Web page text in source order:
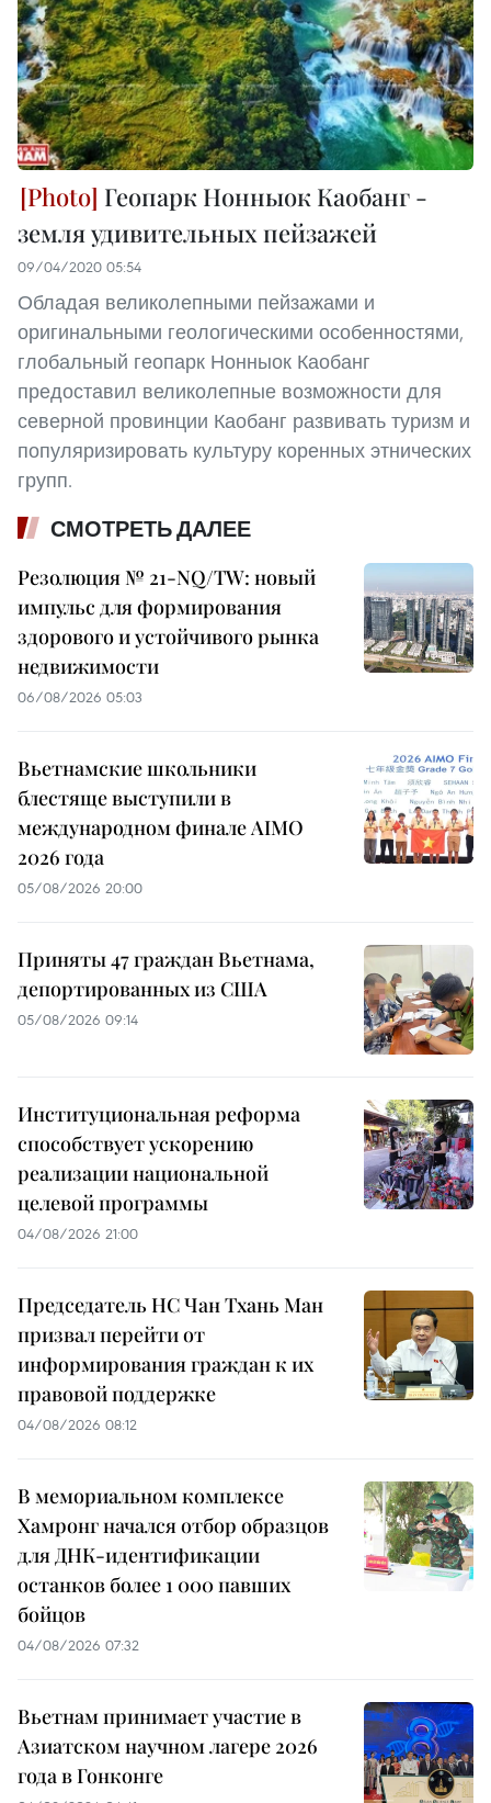
Геопарк Нонныок Каобанг -
земля удивительных пейзажей
09/04/2020 05:54
Обладая великолепными пейзажами и
оригинальными геологическими особенностями,
глобальный геопарк Нонныок Каобанг
предоставил великолепные возможности для
северной провинции Каобанг развивать туризм и
популяризировать культуру коренных этнических
групп.
СМОТРЕТЬ ДАЛЕЕ
Резолюция № 21-NQ/TW: новый
импульс для формирования
здорового и устойчивого рынка
недвижимости
06/08/2026 05:03
Вьетнамские школьники
блестяще выступили в
международном финале AIMO
2026 года
05/08/2026 20:00
Приняты 47 граждан Вьетнама,
депортированных из США
05/08/2026 09:14
Институциональная реформа
способствует ускорению
реализации национальной
целевой программы
04/08/2026 21:00
Председатель НС Чан Тхань Ман
призвал перейти от
информирования граждан к их
правовой поддержке
04/08/2026 08:12
В мемориальном комплексе
Хамронг начался отбор образцов
для ДНК-идентификации
останков более 1 000 павших
бойцов
04/08/2026 07:32
Вьетнам принимает участие в
Азиатском научном лагере 2026
года в Гонконге